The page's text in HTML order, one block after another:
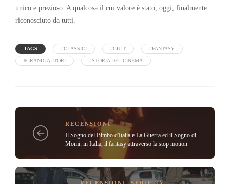
unico e prezioso. A qualcosa il cui valore è stato, oggi, finalmente
riconosciuto da tutti.
TAGS #CLASSICI #CULT #FANTASY
#GRANDI AUTORI #STORIA DEL CINEMA
RECENSIONI
Il Sogno del Bimbo d'Italia e La Guerra ed il Sogno di
Momi: in Italia, il fantasy attraverso la stop motion